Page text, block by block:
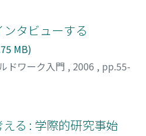
タビューする
MB)
ドワーク入門 , 2006 , pp.55-
る : 学際的研究事始